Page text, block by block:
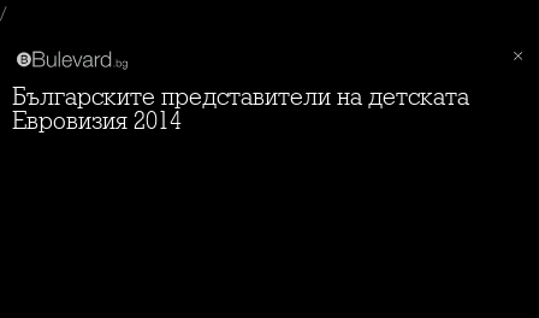
/
Българските представители на детската
Евровизия 2014